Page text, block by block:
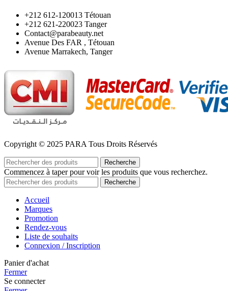
‪+212 612-120013 Tétouan
‪+212 621-220023 Tanger
Contact@parabeauty.net
Avenue Des FAR , Tétouan
Avenue Marrakech, Tanger
Copyright © 2025 PARA Tous Droits Réservés
Recherche
Commencez à taper pour voir les produits que vous recherchez.
Recherche
Accueil
Marques
Promotion
Rendez-vous
Liste de souhaits
Connexion / Inscription
Panier d'achat
Fermer
Se connecter